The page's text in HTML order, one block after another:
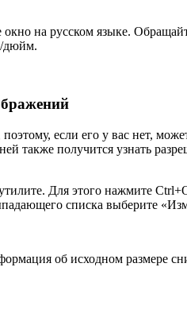
окно на русском языке.
дюйм.
если его у вас нет,
также получится узнать
Для этого нажмите
списка выберите
об исходном размере